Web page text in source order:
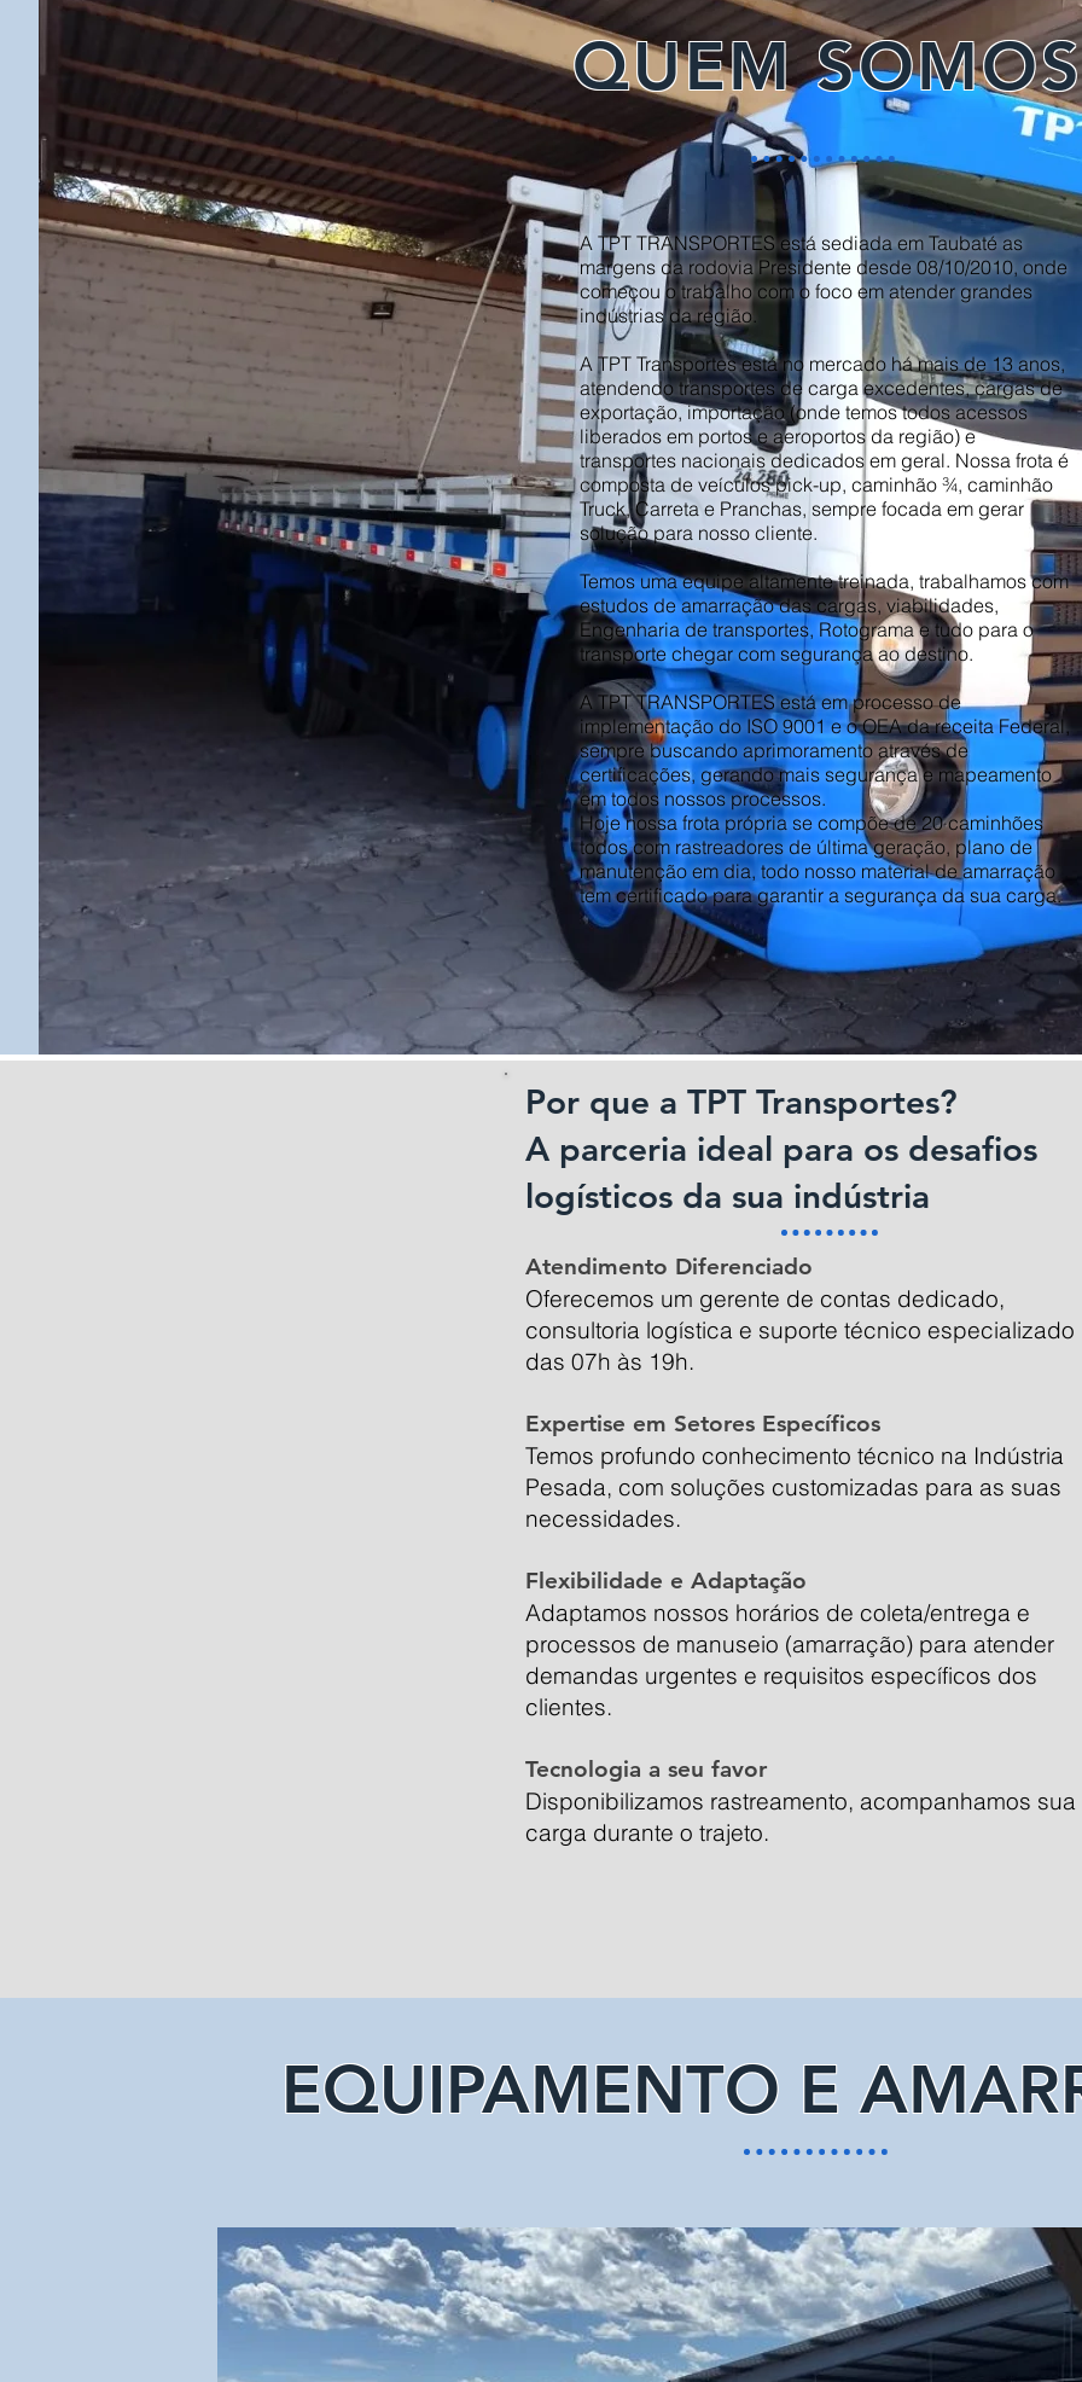
QUEM SOMOS
A TPT TRANSPORTES está sediada em Taubaté as
margens da rodovia Presidente desde 08/10/2010, onde
começou o trabalho com o foco em atender grandes
indústrias da região.
A TPT Transportes está no mercado há mais de 13 anos,
atendendo transportes de carga excedentes, cargas de
exportação, importação (onde temos todos acessos
liberados em portos e aeroportos da região) e
transportes nacionais dedicados em geral. Nossa frota é
composta de veículos pick-up, caminhão ¾, caminhão
Truck, Carreta e Pranchas, sempre focada em gerar
solução para nosso cliente.
Temos uma equipe altamente treinada, trabalhamos com
estudos de amarração das cargas, viabilidades,
Engenharia de transportes, Rotograma e tudo para o
transporte chegar com segurança ao destino.
A TPT TRANSPORTES está em processo de
implementação do ISO 9001 e o OEA da receita Federal,
sempre buscando aprimoramento através de
certificações, gerando mais segurança e mapeamento
em todos nossos processos.
Hoje nossa frota própria se compõe de 20 caminhões
todos com rastreadores de última geração, plano de
manutenção em dia, todo nosso material de amarração
tem certificado para garantir a segurança da sua carga.
Por que a TPT Transportes?
A parceria ideal para os desafios
logísticos da sua indústria
Atendimento Diferenciado
Oferecemos um gerente de contas dedicado,
consultoria logística e suporte técnico especializado
das 07h às 19h.
Expertise em Setores Específicos
Temos profundo conhecimento técnico na Indústria
Pesada, com soluções customizadas para as suas
necessidades.
Flexibilidade e Adaptação
Adaptamos nossos horários de coleta/entrega e
processos de manuseio (amarração) para atender
demandas urgentes e requisitos específicos dos
clientes.
Tecnologia a seu favor
Disponibilizamos rastreamento, acompanhamos sua
carga durante o trajeto.
EQUIPAMENTO E